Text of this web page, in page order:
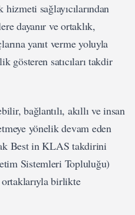
sağlayıcılarından
dayanır ve ortaklık,
yanıt verme yoluyla
gösteren satıcıları takdir
bağlantılı, akıllı ve insan
yönelik devam eden
Best in KLAS takdirini
Sistemleri Topluluğu)
ortaklarıyla birlikte